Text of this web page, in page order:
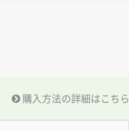
購入方法の詳細はこちら